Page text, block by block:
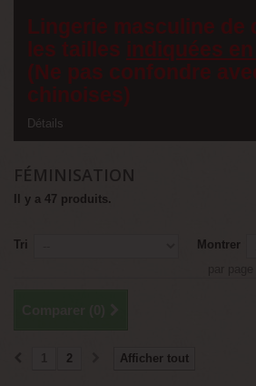
Lingerie masculine de
les tailles indiquées
(Ne pas confondre
chinoises)
Détails
FÉMINISATION
Il y a 47 produits.
Tri
Montrer
Afficher tout
2